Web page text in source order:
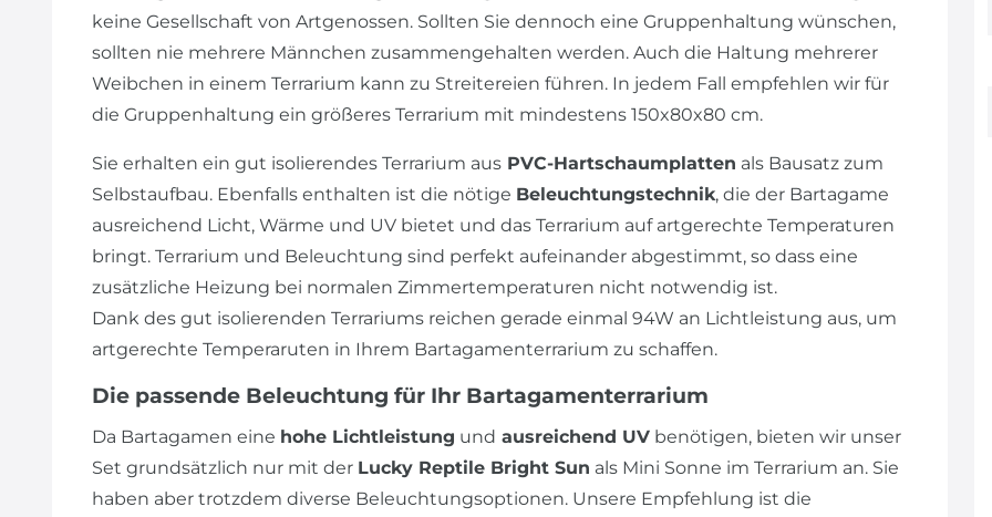
keine Gesellschaft von Artgenossen. Sollten Sie dennoch eine Gruppenhaltung wünschen,
sollten nie mehrere Männchen zusammengehalten werden. Auch die Haltung mehrerer
Weibchen in einem Terrarium kann zu Streitereien führen. In jedem Fall empfehlen wir für
die Gruppenhaltung ein größeres Terrarium mit mindestens 150x80x80 cm.
Sie erhalten ein gut isolierendes Terrarium aus PVC-Hartschaumplatten als Bausatz zum
Selbstaufbau. Ebenfalls enthalten ist die nötige Beleuchtungstechnik, die der Bartagame
ausreichend Licht, Wärme und UV bietet und das Terrarium auf artgerechte Temperaturen
bringt. Terrarium und Beleuchtung sind perfekt aufeinander abgestimmt, so dass eine
zusätzliche Heizung bei normalen Zimmertemperaturen nicht notwendig ist.
Dank des gut isolierenden Terrariums reichen gerade einmal 94W an Lichtleistung aus, um
artgerechte Temperaruten in Ihrem Bartagamenterrarium zu schaffen.
Die passende Beleuchtung für Ihr Bartagamenterrarium
Da Bartagamen eine hohe Lichtleistung und ausreichend UV benötigen, bieten wir unser
Set grundsätzlich nur mit der Lucky Reptile Bright Sun als Mini Sonne im Terrarium an. Sie
haben aber trotzdem diverse Beleuchtungsoptionen. Unsere Empfehlung ist die